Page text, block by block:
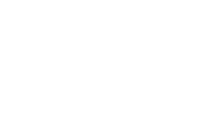
en bruin, passen bij al
Maak je zomer compleet